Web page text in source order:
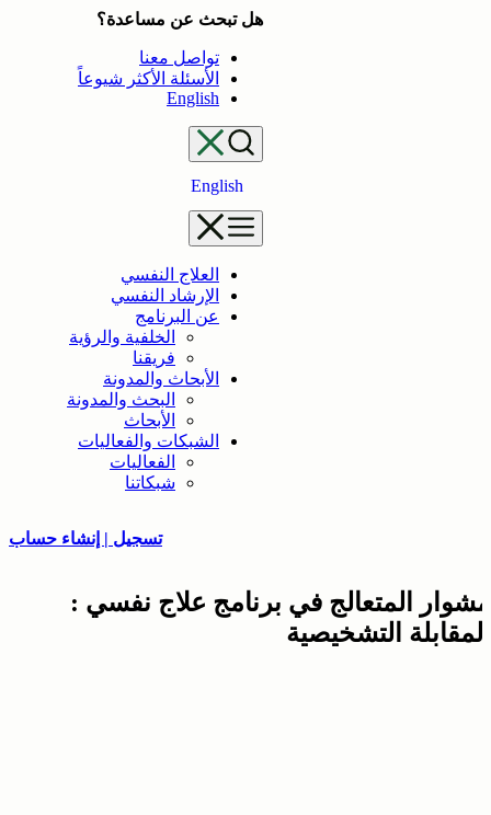
هل تبحث عن مساعدة؟
تواصل معنا
الأسئلة الأكثر شيوعاً
English
English
العلاج النفسي
الإرشاد النفسي
عن البرنامج
الخلفية والرؤية
فريقنا
الأبحاث والمدونة
البحث والمدونة
الأبحاث
الشبكات والفعاليات
الفعاليات
شبكاتنا
تسجيل | إنشاء حساب
مشوار المتعالج في برنامج علاج نفسي :
المقابلة التشخيصية